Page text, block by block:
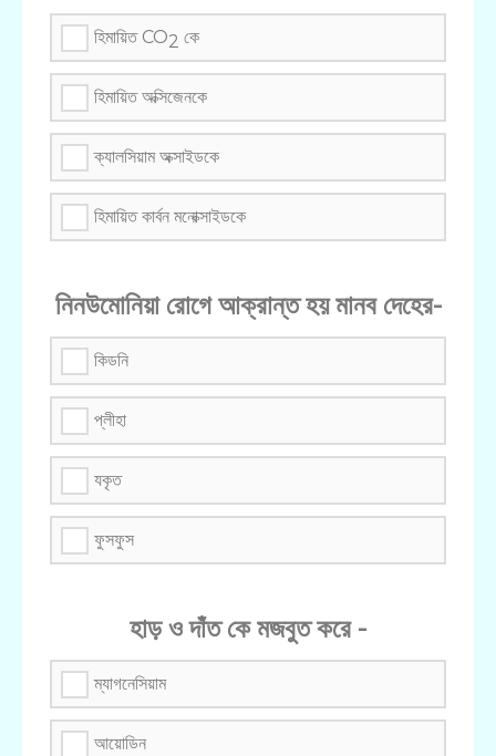
হিমায়িত CO2 কে
হিমায়িত অক্সিজেনকে
ক্যালসিয়াম অক্সাইডকে
হিমায়িত কার্বন মনোক্সাইডকে
নিনউমোনিয়া রোগে আক্রান্ত হয় মানব দেহের-
কিডনি
প্লীহা
যকৃত
ফুসফুস
হাড় ও দাঁত কে মজবুত করে -
ম্যাগনেসিয়াম
আয়োডিন